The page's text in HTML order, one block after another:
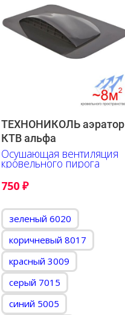
ТЕХНОНИКОЛЬ аэратор
КТВ альфа
Осушающая вентиляция
кровельного пирога
750 ₽
зеленый 6020
коричневый 8017
красный 3009
серый 7015
синий 5005